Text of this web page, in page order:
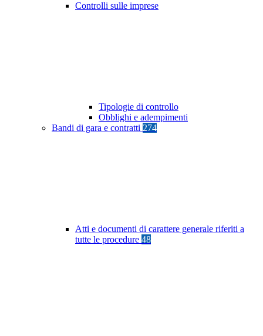
Controlli sulle imprese
Tipologie di controllo
Obblighi e adempimenti
Bandi di gara e contratti 274
Atti e documenti di carattere generale riferiti a
tutte le procedure 48